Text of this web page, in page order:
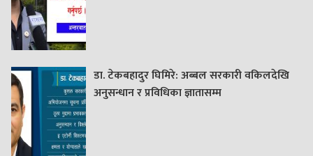
डा. टेकबहादुर घिमिरे: अब्बल सरकारी वकिलदेखि
अनुसन्धान र प्रविधिका ज्ञातासम्म